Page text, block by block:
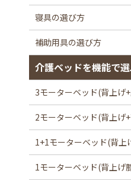
寝具の選び方
補助用具の選び方
介護ベッドを機能で
3モーターベッド(背上げ
2モーターベッド(背上げ
1+1モーターベッド(背上
1モーターベッド(背上げ